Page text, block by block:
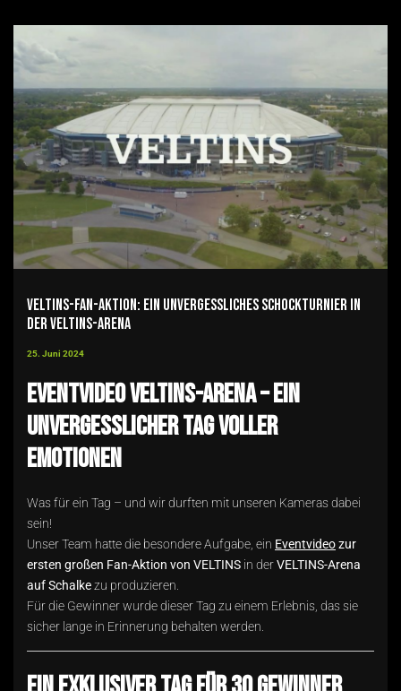
VELTINS-Fan-Aktion: Ein unvergessliches Schockturnier in
der VELTINS-Arena
25. Juni 2024
Eventvideo VELTINS-Arena – Ein
unvergesslicher Tag voller
Emotionen
Was für ein Tag – und wir durften mit unseren Kameras dabei
sein!
Unser Team hatte die besondere Aufgabe, ein Eventvideozur
ersten großen Fan-Aktion von VELTINS in derVELTINS-Arena
auf Schalkezu produzieren.
Für die Gewinner wurde dieser Tag zu einem Erlebnis, das sie
sicher lange in Erinnerung behalten werden.